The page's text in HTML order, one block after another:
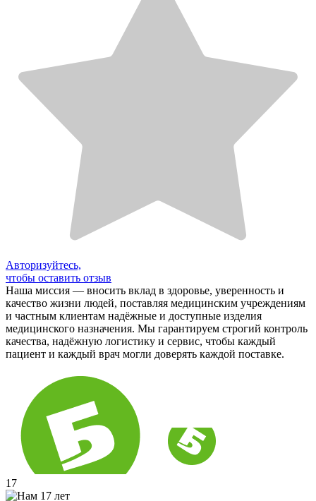
Авторизуйтесь,
чтобы оставить отзыв
Наша миссия — вносить вклад в здоровье, уверенность и
качество жизни людей, поставляя медицинским учреждениям
и частным клиентам надёжные и доступные изделия
медицинского назначения. Мы гарантируем строгий контроль
качества, надёжную логистику и сервис, чтобы каждый
пациент и каждый врач могли доверять каждой поставке.
17